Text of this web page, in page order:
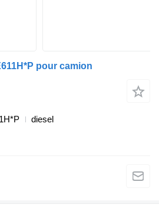
pour camion
diesel